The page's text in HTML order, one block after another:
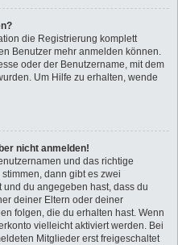
die Registrierung komplett
Benutzer mehr anmelden können.
oder der Benutzername, mit dem
Um Hilfe zu erhalten, wende
nicht anmelden!
und das richtige
dann gibt es zwei
und du angegeben hast, dass du
deiner Eltern oder deiner
folgen, die du erhalten hast. Wenn
vielleicht aktiviert werden. Bei
Mitglieder erst freigeschaltet